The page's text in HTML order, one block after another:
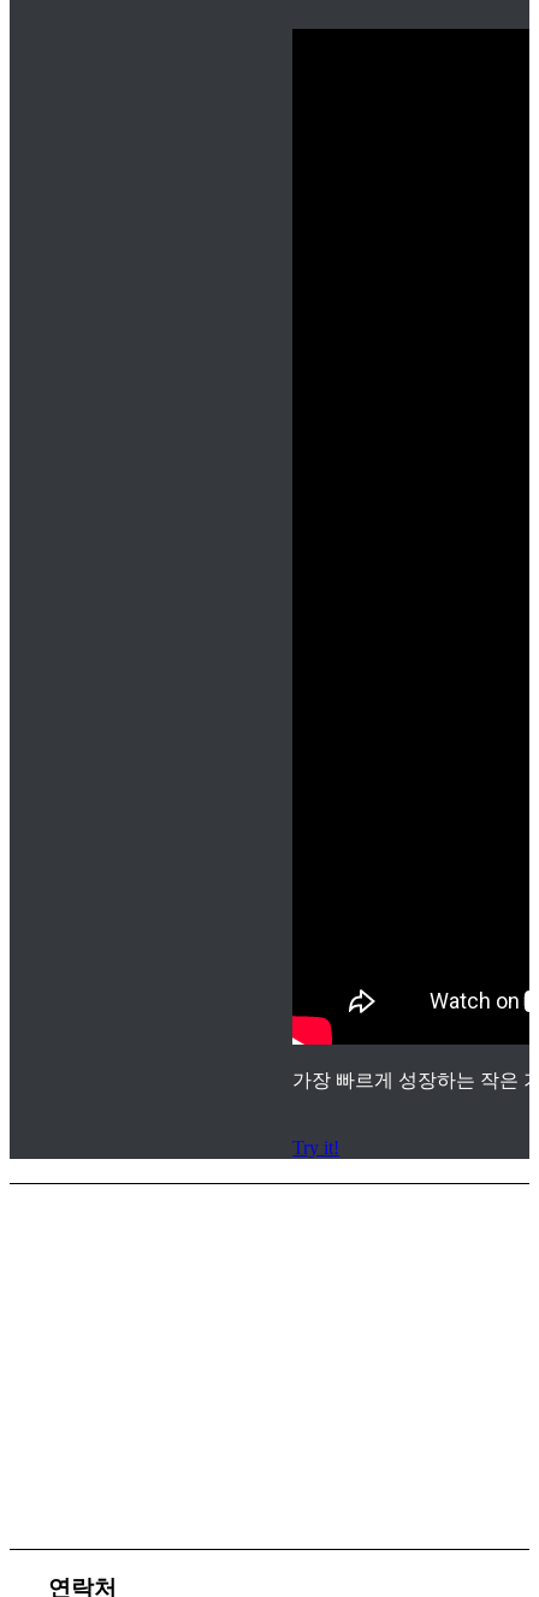
가장 빠르게 성장하는 작은
Try it!
연락처